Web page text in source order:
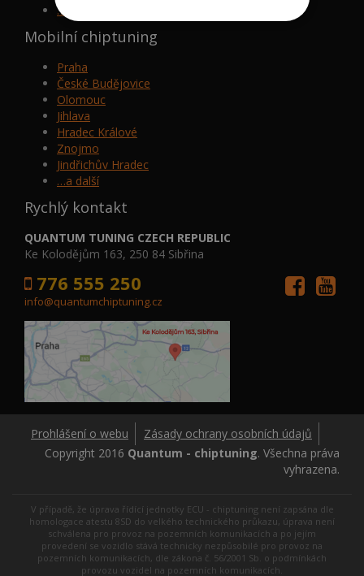
…a další
Mobilní chiptuning
Praha
České Budějovice
Olomouc
Jihlava
Hradec Králové
Znojmo
Jindřichův Hradec
…a další
Rychlý kontakt
QUANTUM TUNING CZECH REPUBLIC
Ke Kolodějům 163, 250 84 Sibřina
776 555 250
info@quantumchiptuning.cz
Prohlášení o webu
Zásady ochrany osobních údajů
Copyright 2016 Quantum - chiptuning. Všechna práva
vyhrazena.
V případě, že úprava řídící jednotky ECU - chiptuning není zapsána dle
homologace atestu 8SD do velkého technického průkazu, úprava není
schválena pro provoz na pozemních komunikacích a po jejím
provedení se vozidlo stává technicky nezpůsobilé pro provoz na
pozemních komunikacích, dle zákona č. 56/2001 Sb. o podmínkách
provozu vozidel na pozemních komunikacích.